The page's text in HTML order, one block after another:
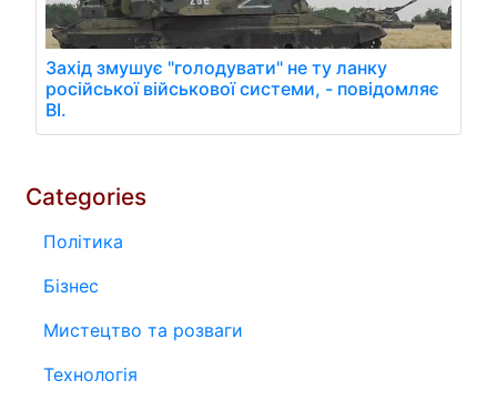
Захід змушує "голодувати" не ту ланку
російської військової системи, - повідомляє
BI.
Categories
Політика
Бізнес
Мистецтво та розваги
Технологія